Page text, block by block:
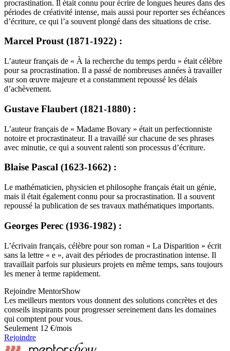
procrastination. Il était connu pour écrire de longues heures dans des
périodes de créativité intense, mais aussi pour reporter ses échéances
d’écriture, ce qui l’a souvent plongé dans des situations de crise.
Marcel Proust (1871-1922) :
L’auteur français de « À la recherche du temps perdu » était célèbre
pour sa procrastination. Il a passé de nombreuses années à travailler
sur son œuvre majeure et a constamment repoussé les délais
d’achèvement.
Gustave Flaubert (1821-1880) :
L’auteur français de « Madame Bovary » était un perfectionniste
notoire et procrastinateur. Il a travaillé sur chacune de ses phrases
avec minutie, ce qui a souvent ralenti son processus d’écriture.
Blaise Pascal (1623-1662) :
Le mathématicien, physicien et philosophe français était un génie,
mais il était également connu pour sa procrastination. Il a souvent
repoussé la publication de ses travaux mathématiques importants.
Georges Perec (1936-1982) :
L’écrivain français, célèbre pour son roman « La Disparition » écrit
sans la lettre « e », avait des périodes de procrastination intense. Il
travaillait parfois sur plusieurs projets en même temps, sans toujours
les mener à terme rapidement.
Rejoindre MentorShow
Les meilleurs mentors vous donnent des solutions concrètes et des
conseils inspirants pour progresser sereinement dans les domaines
qui comptent pour vous.
Seulement 12 €/mois
Rejoindre